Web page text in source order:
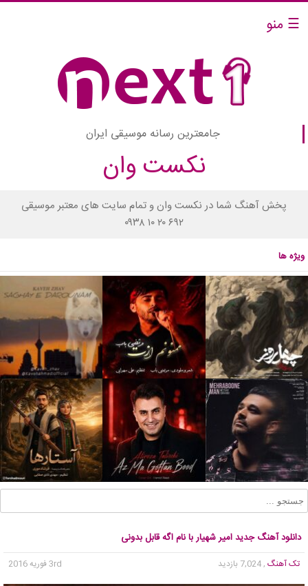
☰ منو
جامعترین رسانه موسیقی ایران
نکست وان
پخش آهنگ شما در نکست وان و تمام سایت های معتبر موسیقی
۰۹۳۸ ۱۰ ۲۰ ۶۹۲
ویژه ها
دانلود آهنگ جدید امیر شهیار با نام اگه قابل بدونی
تک آهنگ , 7,024 بازدید 3rd فوریه 2016